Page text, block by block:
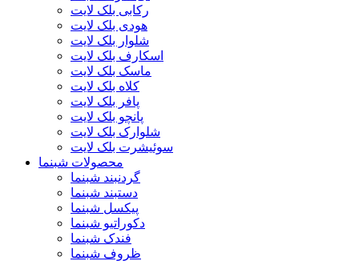
رکابی بلک لایت
هودی بلک لایت
شلوار بلک لایت
اسکارف بلک لایت
ماسک بلک لایت
کلاه بلک لایت
پافر بلک لایت
پانچو بلک لایت
شلوارک بلک لایت
سوئیشرت بلک لایت
محصولات شبنما
گردنبند شبنما
دستبند شبنما
پیکسل شبنما
دکوراتیو شبنما
فندک شبنما
ظروف شبنما